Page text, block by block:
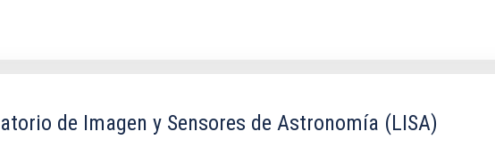
de Imagen y Sensores de Astronomía (LISA)